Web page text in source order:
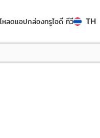
โหลดแอปกล่องทรูไอดี ทีวี TH